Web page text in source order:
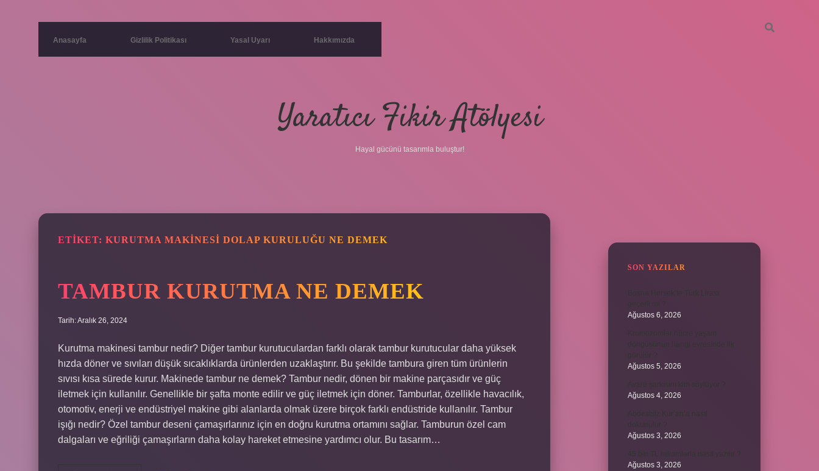
Anasayfa Gizlilik Politikası Yasal Uyarı Hakkımızda
Yaratıcı Fikir Atölyesi
Hayal gücünü tasarımla buluştur!
ETIKET: KURUTMA MAKINESI DOLAP KURULUĞU NE DEMEK
TAMBUR KURUTMA NE DEMEK
Tarih: Aralık 26, 2024
Kurutma makinesi tambur nedir? Diğer tambur kurutuculardan farklı olarak tambur kurutucular daha yüksek
hızda döner ve sıvıları düşük sıcaklıklarda ürünlerden uzaklaştırır. Bu şekilde tambura giren tüm ürünlerin
sıvısı kısa sürede kurur. Makinede tambur ne demek? Tambur nedir, dönen bir makine parçasıdır ve güç
iletmek için kullanılır. Genellikle bir şafta monte edilir ve güç iletmek için döner. Tamburlar, özellikle havacılık,
otomotiv, enerji ve endüstriyel makine gibi alanlarda olmak üzere birçok farklı endüstride kullanılır. Tambur
işığı nedir? Özel tambur deseni çamaşırlarınız için en doğru kurutma ortamını sağlar. Tamburun özel cam
dalgaları ve eğriliği çamaşırların daha kolay hareket etmesine yardımcı olur. Bu tasarım…
SON YAZILAR
Ağustos 6, 2026
Ağustos 5, 2026
Ağustos 4, 2026
Ağustos 3, 2026
Ağustos 3, 2026